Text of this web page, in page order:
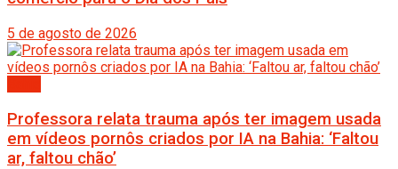
5 de agosto de 2026
Professora relata trauma após ter imagem usada
em vídeos pornôs criados por IA na Bahia: ‘Faltou
ar, faltou chão’